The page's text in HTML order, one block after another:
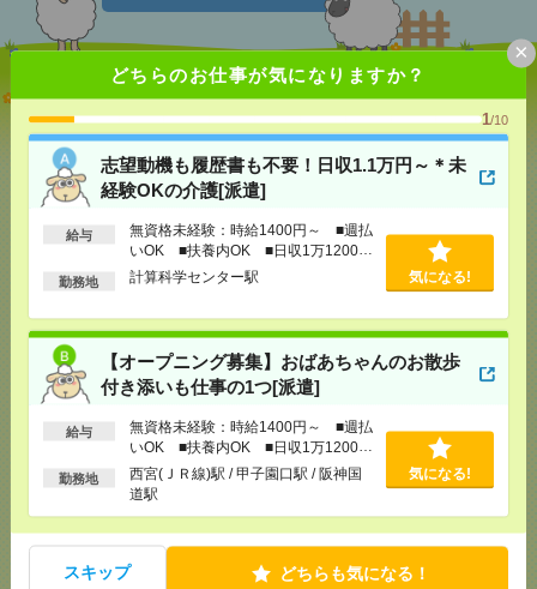
どちらのお仕事が気になりますか？
1/10
志望動機も履歴書も不要！日収1.1万円～＊未
経験OKの介護[派遣]
給与
無資格未経験：時給1400円～ ■週払
いOK ■扶養内OK ■日収1万1200円
以上
勤務地 計算科学センター駅 気になる!
【オープニング募集】おばあちゃんのお散歩
付き添いも仕事の1つ[派遣]
給与
無資格未経験：時給1400円～ ■週払
いOK ■扶養内OK ■日収1万1200円
以上
勤務地
西宮(ＪＲ線)駅 / 甲子園口駅 / 阪神国
道駅
気になる!
スキップ どちらも気になる！
×
の介護[派遣]
[給 与]
無資格未経験：時給1400円～ ■週払い
OK ■扶養内OK ■日収1万1200円以上
[交通費]交通費全額支給
[勤務地]計算科学センター駅
【オープニング募集】おばあちゃんのお散歩付き添
いも仕事の1つ[派遣]
[給 与]
無資格未経験：時給1400円～ ■週払い
OK ■扶養内OK ■日収1万1200円以上
[交通費]交通費全額支給
[勤務地]西宮(ＪＲ線)駅/甲子園口駅/阪神国道駅
説明会参加で全員に【現金2千円相当プレゼント】生
活のお手伝い[派遣]
無資格未経験：時給1400円～ ■週払い
OK ■扶養内OK ■日収1万1200円以上